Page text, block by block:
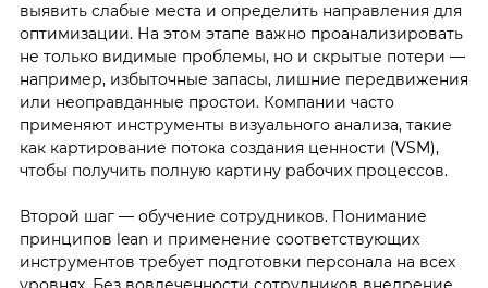
выявить слабые места и определить направления для
оптимизации. На этом этапе важно проанализировать
не только видимые проблемы, но и скрытые потери —
например, избыточные запасы, лишние передвижения
или неоправданные простои. Компании часто
применяют инструменты визуального анализа, такие
как картирование потока создания ценности (VSM),
чтобы получить полную картину рабочих процессов.
Второй шаг — обучение сотрудников. Понимание
принципов lean и применение соответствующих
инструментов требует подготовки персонала на всех